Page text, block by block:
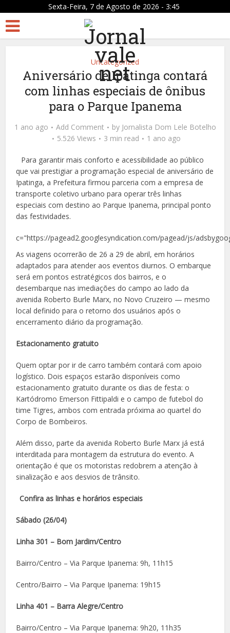
Sexta-Feira, 7 de Agosto de 2026 - 3:45
Uncategorized
Aniversário de Ipatinga contará
com linhas especiais de ônibus
para o Parque Ipanema
1 ano ago Add Comment by Jornalista Dom Lele Botelho
5.526 Views
3 min read 1 ano ago
Para garantir mais conforto e acessibilidade ao público
que vai prestigiar a programação especial de aniversário de
Ipatinga, a Prefeitura firmou parceria com a empresa de
transporte coletivo urbano para operar três linhas
especiais com destino ao Parque Ipanema, principal ponto
das festividades.
c="https://pagead2.googlesyndication.com/pagead/js/
As viagens ocorrerão de 26 a 29 de abril, em horários
adaptados para atender aos eventos diurnos. O embarque
será em pontos estratégicos dos bairros, e o
desembarque nas imediações do campo ao lado da
avenida Roberto Burle Marx, no Novo Cruzeiro — mesmo
local definido para o retorno dos usuários após o
encerramento diário da programação.
Estacionamento gratuito
Quem optar por ir de carro também contará com apoio
logístico. Dois espaços estarão disponíveis como
estacionamento gratuito durante os dias de festa: o
Kartódromo Emerson Fittipaldi e o campo de futebol do
time Tigres, ambos com entrada próxima ao quartel do
Corpo de Bombeiros.
Além disso, parte da avenida Roberto Burle Marx já está
interditada para montagem da estrutura do evento. A
orientação é que os motoristas redobrem a atenção à
sinalização e aos desvios de trânsito.
Confira as linhas e horários especiais
Sábado (26/04)
Linha 301 – Bom Jardim/Centro
Bairro/Centro – Via Parque Ipanema: 9h, 11h15
Centro/Bairro – Via Parque Ipanema: 19h15
Linha 401 – Barra Alegre/Centro
Bairro/Centro – Via Parque Ipanema: 9h20, 11h35